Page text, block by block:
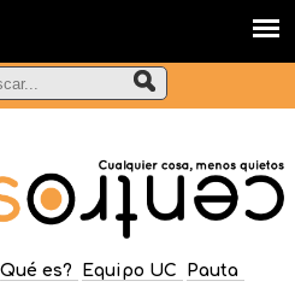
Qué es? Equipo UC Pauta